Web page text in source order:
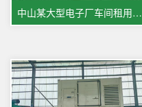
中山某大型电子厂车间租用发电机